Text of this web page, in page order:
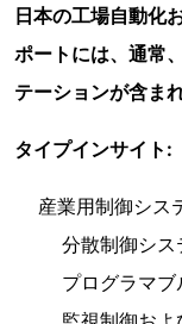
日本の工場自動化
ポートには、通常
テーションが含まれ
タイプインサイト:
産業用制御シス
分散制御シス
プログラマブ